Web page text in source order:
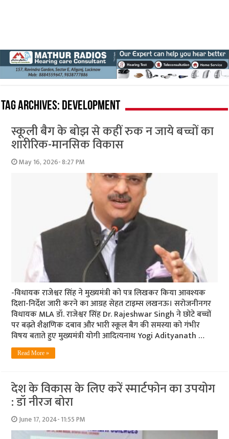
Tag Archives: development
स्कूली बैग के बोझ से कहीं रुक न जाये बच्चों का
शारीरिक-मानसिक विकास
May 16, 2026- 8:27 PM
-विधायक राजेश्वर सिंह ने मुख्यमंत्री को पत्र लिखकर किया आवश्यक
दिशा-निर्देश जारी करने का आग्रह सेहत टाइम्स लखनऊ। सरोजनीनगर
विधायक MLA डॉ. राजेश्वर सिंह Dr. Rajeshwar Singh ने छोटे बच्चों
पर बढ़ते शैक्षणिक दबाव और भारी स्कूल बैग की समस्या को गंभीर
विषय बताते हुए मुख्यमंत्री योगी आदित्यनाथ Yogi Adityanath …
Read More »
देश के विकास के लिए करें स्मार्टफोन का उपयोग
: डॉ नीरज बोरा
June 17, 2024- 11:55 PM